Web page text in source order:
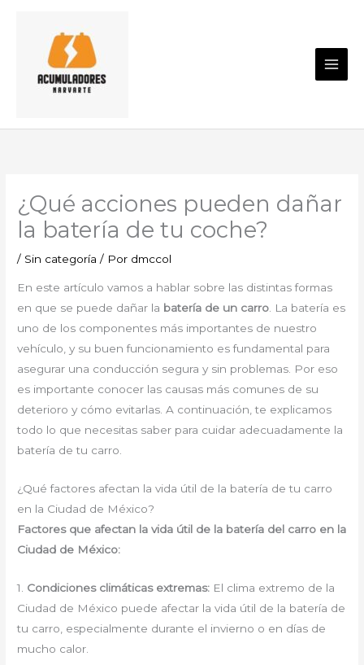
contenido
¿Qué acciones pueden dañar
la batería de tu coche?
/ Sin categoría / Por dmccol
En este artículo vamos a hablar sobre las distintas formas
en que se puede dañar la batería de un carro. La batería es
uno de los componentes más importantes de nuestro
vehículo, y su buen funcionamiento es fundamental para
asegurar una conducción segura y sin problemas. Por eso
es importante conocer las causas más comunes de su
deterioro y cómo evitarlas. A continuación, te explicamos
todo lo que necesitas saber para cuidar adecuadamente la
batería de tu carro.
¿Qué factores afectan la vida útil de la batería de tu carro
en la Ciudad de México?
Factores que afectan la vida útil de la batería del carro en la
Ciudad de México:
1. Condiciones climáticas extremas: El clima extremo de la
Ciudad de México puede afectar la vida útil de la batería de
tu carro, especialmente durante el invierno o en días de
mucho calor.